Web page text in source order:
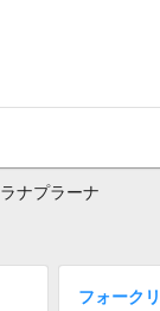
ラナプラーナ
フォーク